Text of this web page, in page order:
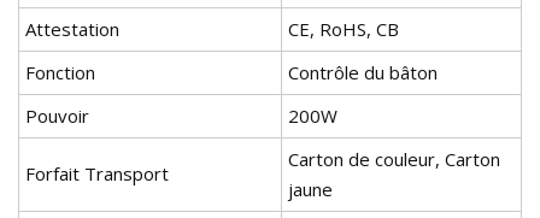
Attestation
CE, RoHS, CB
Fonction
Contrôle du bâton
Pouvoir
200W
Forfait Transport
Carton de couleur, Carton
jaune